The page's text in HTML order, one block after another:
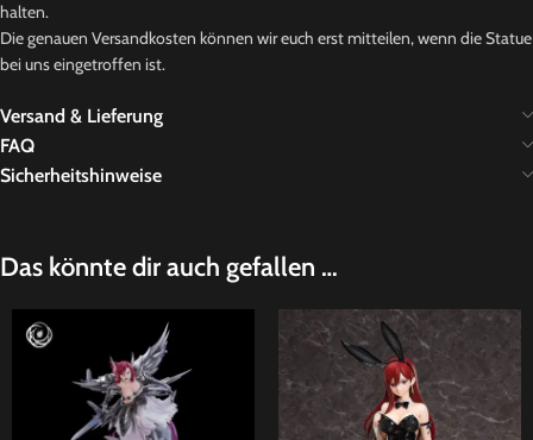
halten.
Die genauen Versandkosten können wir euch erst mitteilen, wenn die Statue
bei uns eingetroffen ist.
Versand & Lieferung
FAQ
Sicherheitshinweise
Das könnte dir auch gefallen …